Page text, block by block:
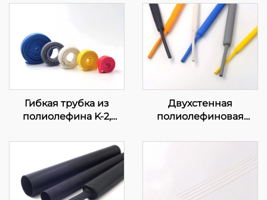
Гибкая трубка из
полиолефина K-2,
Двухстенная
полиолефиновая
слоем